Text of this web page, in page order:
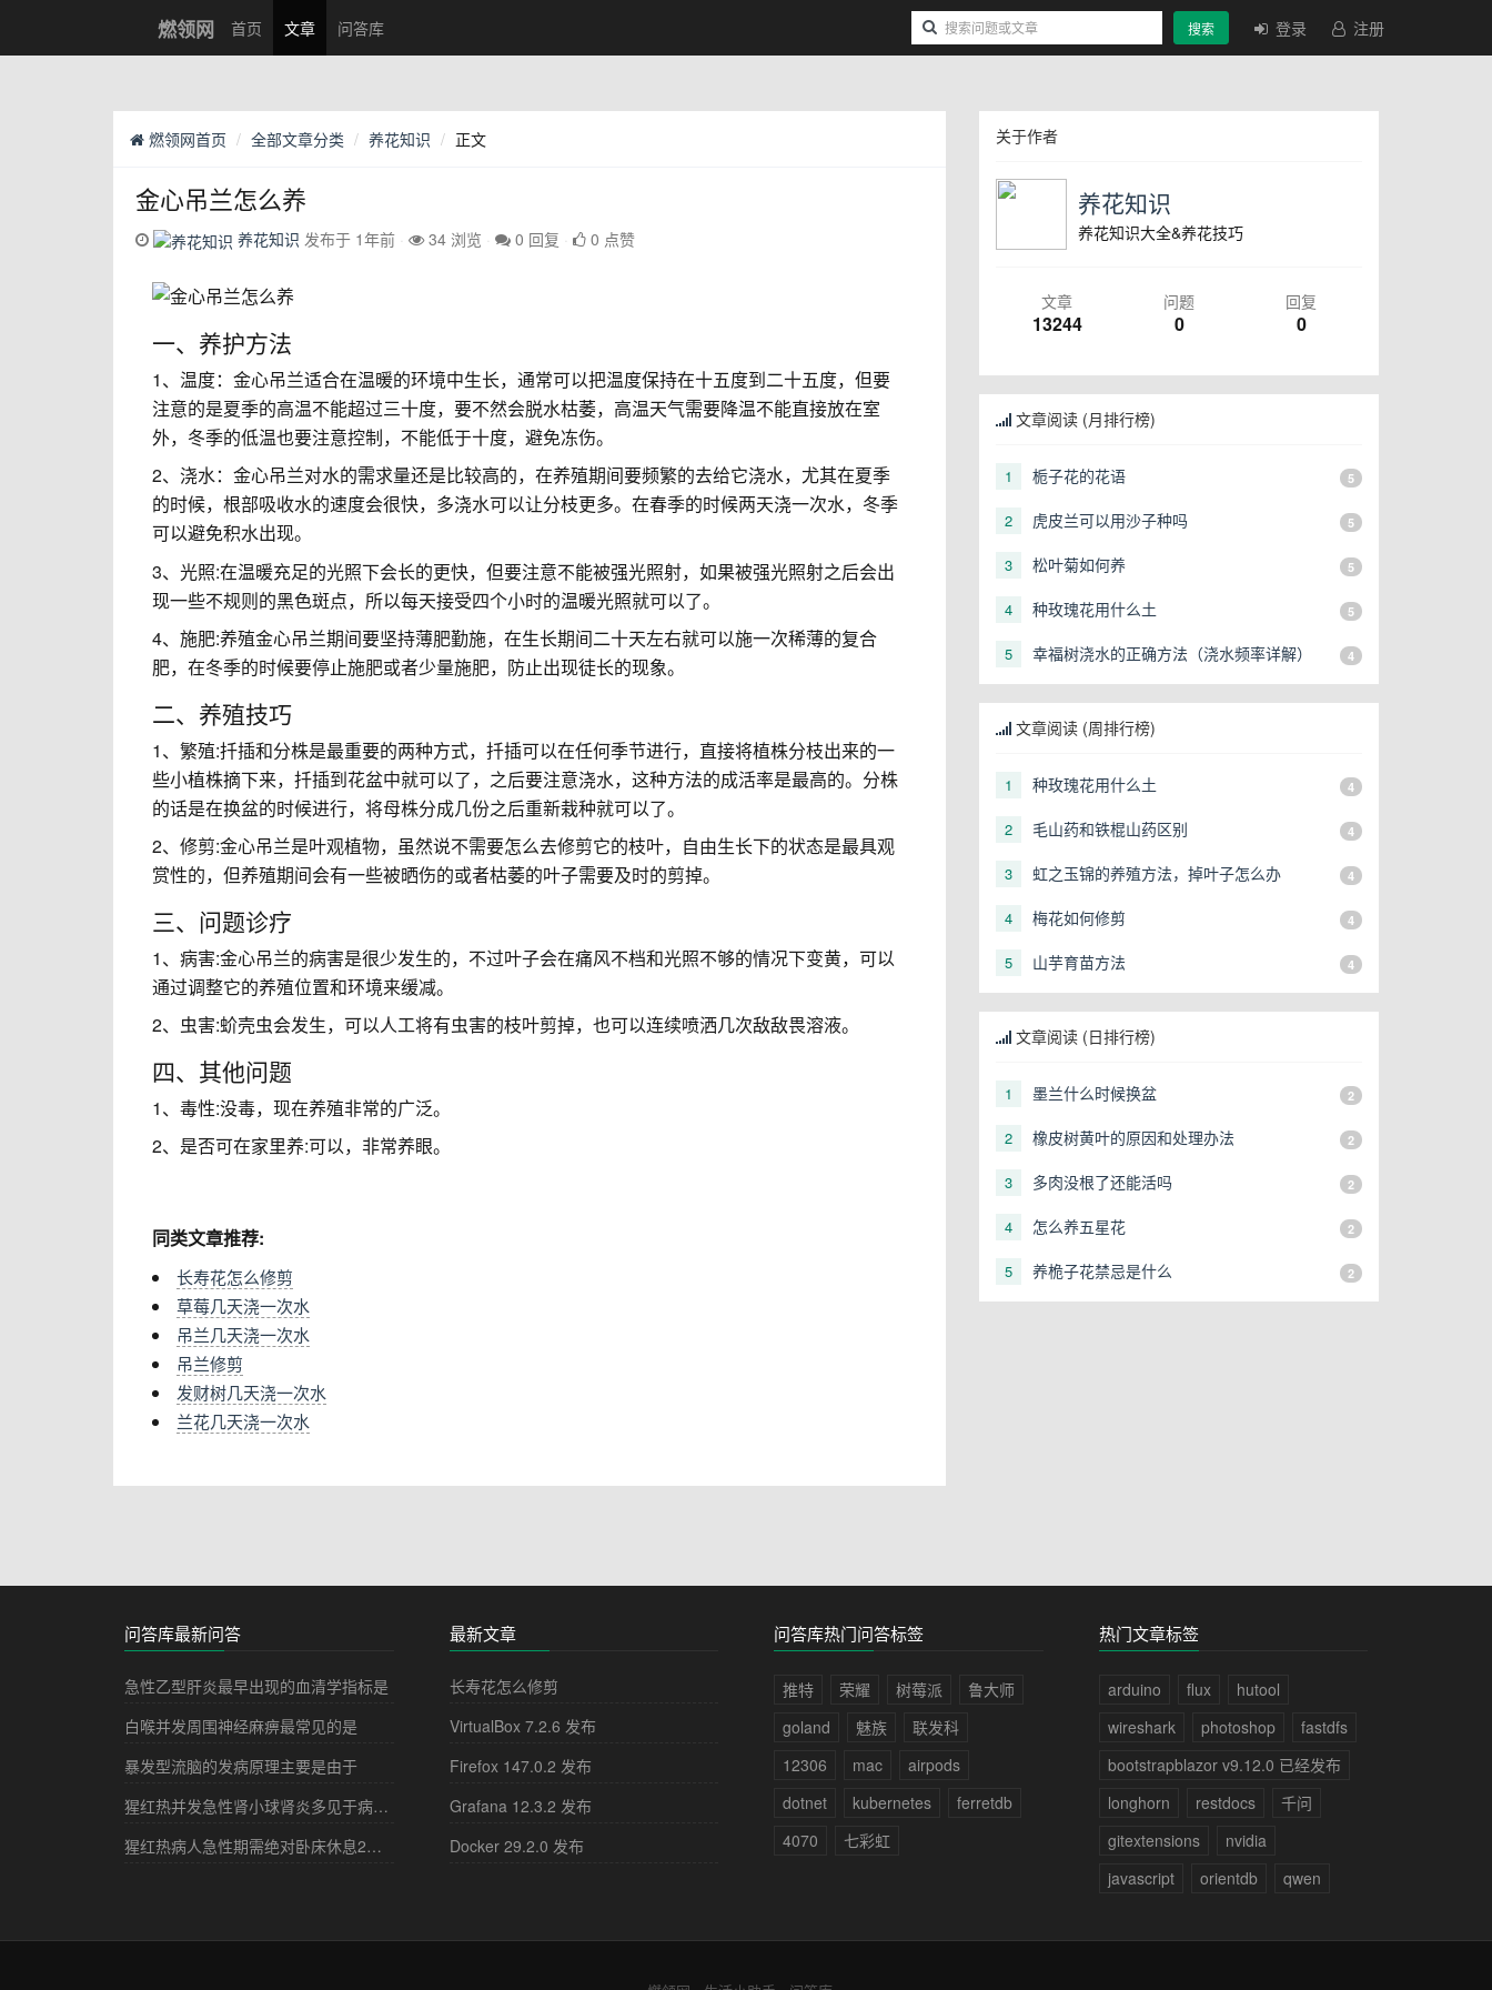
燃领网 首页 文章 问答库 搜索 登录 注册
燃领网首页 全部文章分类 养花知识 正文
金心吊兰怎么养
养花知识 发布于 1年前 34 浏览 0 回复 0 点赞
一、养护方法
1、温度：金心吊兰适合在温暖的环境中生长，通常可以把温度保持在十五度到二十五度，但要
注意的是夏季的高温不能超过三十度，要不然会脱水枯萎，高温天气需要降温不能直接放在室
外，冬季的低温也要注意控制，不能低于十度，避免冻伤。
2、浇水：金心吊兰对水的需求量还是比较高的，在养殖期间要频繁的去给它浇水，尤其在夏季
的时候，根部吸收水的速度会很快，多浇水可以让分枝更多。在春季的时候两天浇一次水，冬季
可以避免积水出现。
3、光照:在温暖充足的光照下会长的更快，但要注意不能被强光照射，如果被强光照射之后会出
现一些不规则的黑色斑点，所以每天接受四个小时的温暖光照就可以了。
4、施肥:养殖金心吊兰期间要坚持薄肥勤施，在生长期间二十天左右就可以施一次稀薄的复合
肥，在冬季的时候要停止施肥或者少量施肥，防止出现徒长的现象。
二、养殖技巧
1、繁殖:扦插和分株是最重要的两种方式，扦插可以在任何季节进行，直接将植株分枝出来的一
些小植株摘下来，扦插到花盆中就可以了，之后要注意浇水，这种方法的成活率是最高的。分株
的话是在换盆的时候进行，将母株分成几份之后重新栽种就可以了。
2、修剪:金心吊兰是叶观植物，虽然说不需要怎么去修剪它的枝叶，自由生长下的状态是最具观
赏性的，但养殖期间会有一些被晒伤的或者枯萎的叶子需要及时的剪掉。
三、问题诊疗
1、病害:金心吊兰的病害是很少发生的，不过叶子会在痛风不档和光照不够的情况下变黄，可以
通过调整它的养殖位置和环境来缓减。
2、虫害:蚧壳虫会发生，可以人工将有虫害的枝叶剪掉，也可以连续喷洒几次敌敌畏溶液。
四、其他问题
1、毒性:没毒，现在养殖非常的广泛。
2、是否可在家里养:可以，非常养眼。
同类文章推荐:
长寿花怎么修剪
草莓几天浇一次水
吊兰几天浇一次水
吊兰修剪
发财树几天浇一次水
兰花几天浇一次水
关于作者
养花知识
养花知识大全&养花技巧
文章
13244
问题
0
回复
0
文章阅读 (月排行榜)
1 栀子花的花语 5
2 虎皮兰可以用沙子种吗 5
3 松叶菊如何养 5
4 种玫瑰花用什么土 5
5 幸福树浇水的正确方法（浇水频率详解） 4
文章阅读 (周排行榜)
1 种玫瑰花用什么土 4
2 毛山药和铁棍山药区别 4
3 虹之玉锦的养殖方法，掉叶子怎么办 4
4 梅花如何修剪 4
5 山芋育苗方法 4
文章阅读 (日排行榜)
1 墨兰什么时候换盆 2
2 橡皮树黄叶的原因和处理办法 2
3 多肉没根了还能活吗 2
4 怎么养五星花 2
5 养桅子花禁忌是什么 2
问答库最新问答
急性乙型肝炎最早出现的血清学指标是
白喉并发周围神经麻痹最常见的是
暴发型流脑的发病原理主要是由于
猩红热并发急性肾小球肾炎多见于病程的
猩红热病人急性期需绝对卧床休息2－3周，其目的是
最新文章
长寿花怎么修剪
VirtualBox 7.2.6 发布
Firefox 147.0.2 发布
Grafana 12.3.2 发布
Docker 29.2.0 发布
问答库热门问答标签
推特 荣耀 树莓派
鲁大师
goland
魅族
联发科
12306
mac
airpods
dotnet
kubernetes
ferretdb
4070
七彩虹
热门文章标签
arduino flux
hutool
wireshark
photoshop
fastdfs
bootstrapblazor v9.12.0 已经发布
longhorn
restdocs
千问
gitextensions
nvidia
javascript
orientdb qwen